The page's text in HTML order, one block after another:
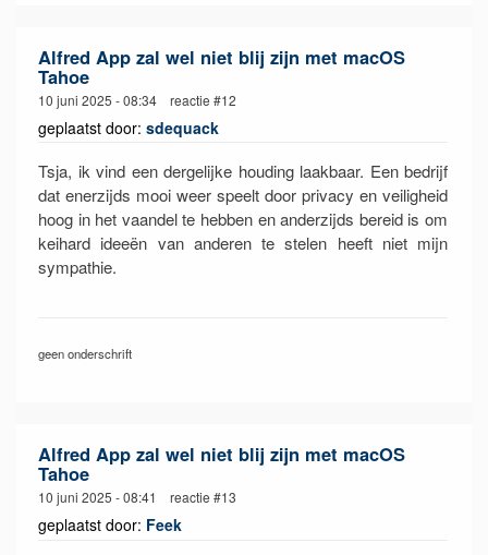
Alfred App zal wel niet blij zijn met macOS
Tahoe
10 juni 2025 - 08:34 reactie #12
geplaatst door: sdequack
Tsja, ik vind een dergelijke houding laakbaar. Een bedrijf
dat enerzijds mooi weer speelt door privacy en veiligheid
hoog in het vaandel te hebben en anderzijds bereid is om
keihard ideeën van anderen te stelen heeft niet mijn
sympathie.
geen onderschrift
Alfred App zal wel niet blij zijn met macOS
Tahoe
10 juni 2025 - 08:41 reactie #13
geplaatst door: Feek